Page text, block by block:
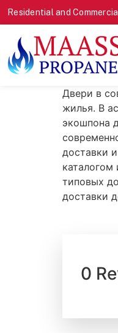
Residential and
Двери в
жилья. В
экошпона
доставки
типовых
доставки
0